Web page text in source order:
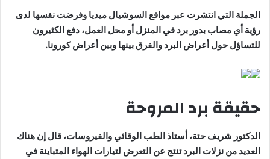
الجملة التي انتشرت عبر مواقع السوشيال ميديا وفرضت نفسها لدى
رؤية أي مصاب بدور برد في المنزل أو محل العمل، دفع الكثيرون
للتساؤل حول أعراض البرد والفرق بينها وبين أعراض كورونا.
حقيقة برد المروحة
الدكتور شريف حتة، أستاذ الطب الوقائي والفيروسات، قال إن هناك
العديد من نزلات البرد تنتج عن التعرض لتيارات الهواء المتباينة في